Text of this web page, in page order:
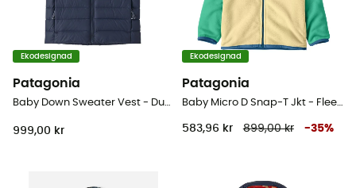
Ekodesignad
Patagonia
Baby Down Sweater Vest - Dunväst - Børn
999,00 kr
Ekodesignad
Patagonia
Baby Micro D Snap-T Jkt - Fleecetröjor Barn
583,96 kr 899,00 kr -35%